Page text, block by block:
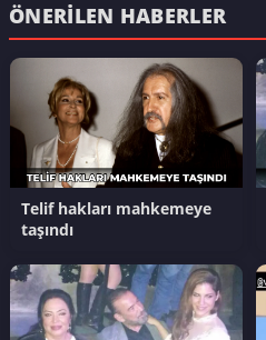
ÖNERILEN HABERLER
Telif hakları mahkemeye
taşındı